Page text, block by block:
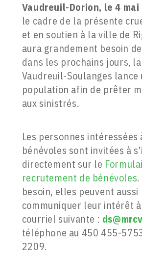
Vaudreuil-Dorion, le 4 mai
le cadre de la présente
et en soutien à la ville de
aura grandement besoin
dans les prochains jours, la
Vaudreuil-Soulanges
population afin de prêter
aux sinistrés.
Les personnes intéressées
bénévoles sont invitées à
directement sur le
recrutement de bénévoles
besoin, elles peuvent aussi
communiquer leur intérêt à
courriel suivante :
téléphone au 450 455-
2209.